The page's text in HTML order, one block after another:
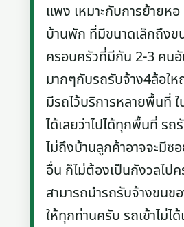
แพง เหมาะกับการย้ายห
บ้านพัก ที่มีขนาดเล็กถึงข
ครอบครัวที่มีกัน 2-3 คนอั
มากๆกับรถรับจ้าง4ล้อให
มีรถไว้บริการหลายพื้นที่
ได้เลยว่าไปได้ทุกพื้นที่ รถ
ไม่ถึงบ้านลูกค้าอาจจะมีซ
อื่น ก็ไม่ต้องเป็นกังวลไปค
สามารถนำรถรับจ้างขนข
ให้ทุกท่านครับ รถเข้าไม่ได้